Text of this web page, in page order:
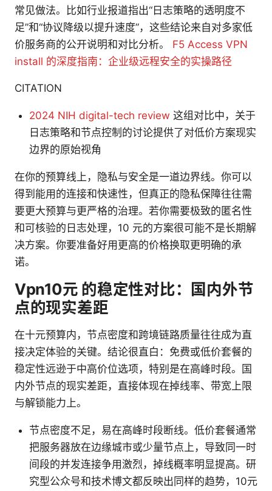
常见做法。比如行业报道指出“日志策略的透明度不
足”和“协议降级以提升速度”，这些结论来自对多家低
价服务商的公开说明和对比分析。 F5 Access VPN
install 的深度指南：企业级远程安全的实操路径
CITATION
2024 NIH digital-tech review 这组对比中，关于
日志策略和节点控制的讨论提供了对低价方案现实
边界的原始视角
在你的预算线上，隐私与安全是一道边界线。你可以
得到能用的连接和快速性，但真正的隐私保障往往需
要更大预算与更严格的治理。若你需要极致的匿名性
和可核验的日志处理，10 元的方案很可能不是长期解
决方案。你要准备好用更高的价格换取更明确的承
诺。
Vpn10元 的稳定性对比：国内外节
点的现实差距
在十元预算内，节点密度和跨境链路质量往往成为直
接决定体验的关键。结论很直白：免费或低价套餐的
稳定性远逊于中高价位选项，特别是在高峰时段。国
内外节点的现实差距，直接体现在掉线率、带宽上限
与解锁能力上。
节点密度不足，易在高峰时段断线。低价套餐通常
把服务器放在边缘城市或少量节点上，导致同一时
间段的并发连接争用激烈，掉线概率明显提高。研
究型公众号和技术博文都反映出同样的趋势，10元